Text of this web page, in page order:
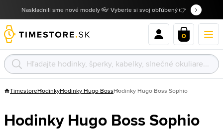
Naskladnili sme nové modely 👓 Vyberte si svoj obľúbený 👉
0
TimestoreHodinkyHodinky Hugo BossHodinky Hugo Boss Sophio
Hodinky Hugo Boss Sophio